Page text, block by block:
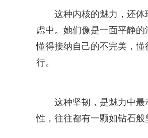
这种内核的魅力，还
虑中。她们像是一面平静
懂得接纳自己的不完美，
行。
这种坚韧，是魅力中
性，往往都有一颗如钻石般